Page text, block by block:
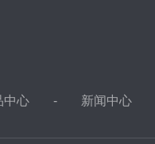
中心 新闻中心